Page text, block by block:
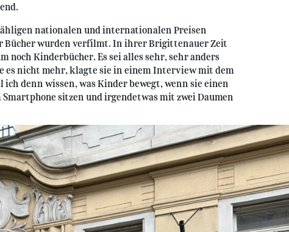
nationalen und internationalen Preisen
Bücher wurden verfilmt. In ihrer Brigittenauer Zeit
noch Kinderbücher. Es sei alles sehr, sehr anders
es nicht mehr, klagte sie in einem Interview mit dem
ich denn wissen, was Kinder bewegt, wenn sie einen
sitzen und irgendetwas mit zwei Daumen